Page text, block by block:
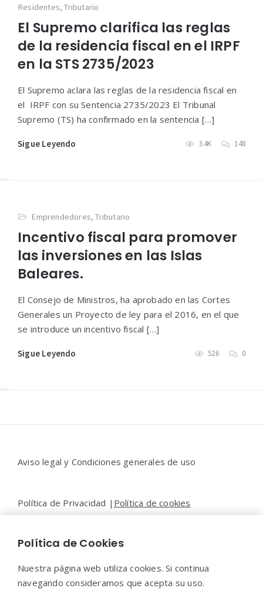
Residentes,Tributario
El Supremo clarifica las reglas
de la residencia fiscal en el IRPF
en la STS 2735/2023
El Supremo aclara las reglas de la residencia fiscal en
el IRPF con su Sentencia 2735/2023 El Tribunal
Supremo (TS) ha confirmado en la sentencia […]
Sigue Leyendo 3.4K 148
Emprendedores,Tributario
Incentivo fiscal para promover
las inversiones en las Islas
Baleares.
El Consejo de Ministros, ha aprobado en las Cortes
Generales un Proyecto de ley para el 2016, en el que
se introduce un incentivo fiscal […]
Sigue Leyendo 526 0
Aviso legal y Condiciones generales de uso
Política de Privacidad | Política de cookies
Contacto |Moya&Emery
Política de Cookies
Nuestra página web utiliza cookies. Si continua
navegando consideramos que acepta su uso.